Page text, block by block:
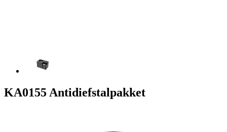
KA0155 Antidiefstalpakket